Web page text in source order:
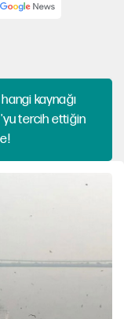
kaynağı
tercih ettiğin